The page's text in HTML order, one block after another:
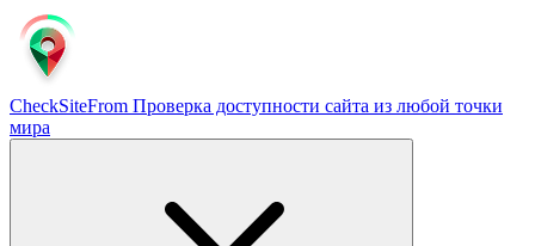
CheckSiteFrom Проверка доступности сайта из любой точки
мира